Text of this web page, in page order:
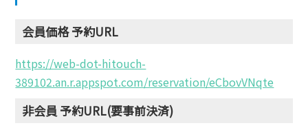
会員価格 予約URL
https://web-dot-hitouch-
389102.an.r.appspot.com/reservation/eCbovVNqte
非会員 予約URL(要事前決済)